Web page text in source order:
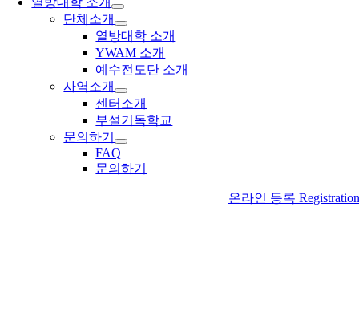
단체소개
열방대학 소개
YWAM 소개
예수전도단 소개
사역소개
센터소개
부설기독학교
문의하기
FAQ
문의하기
온라인 등록 Registration